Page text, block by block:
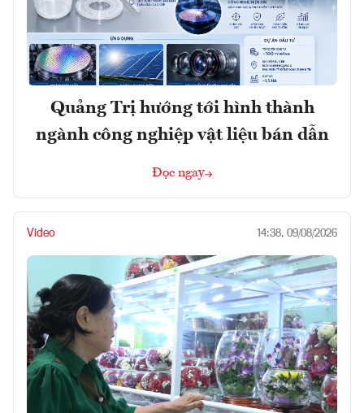
Quảng Trị hướng tới hình thành
ngành công nghiệp vật liệu bán dẫn
Đọc ngay
Video 14:38, 09/08/2026